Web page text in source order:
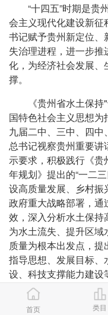
“十四五”时期是贵
会主义现代化建设新
书记赋予贵州新定位
失治理进程，进一步
化，为经济社会发展
撑。
《贵州省水土保
国特色社会主义思想
九届二中、三中、四
总书记视察贵州重要讲
示要求，积极践行《
年规划》提出的“一二
设高质量发展、乡村振
政府重大战略部署，通
效，深入分析水土保
为水土流失、提升区
质量为根本出发点，提
指导思想、发展目标
设、科技支撑能力建设
88 个县(市、区、特
2021 年至 2025 年。
首页 类目